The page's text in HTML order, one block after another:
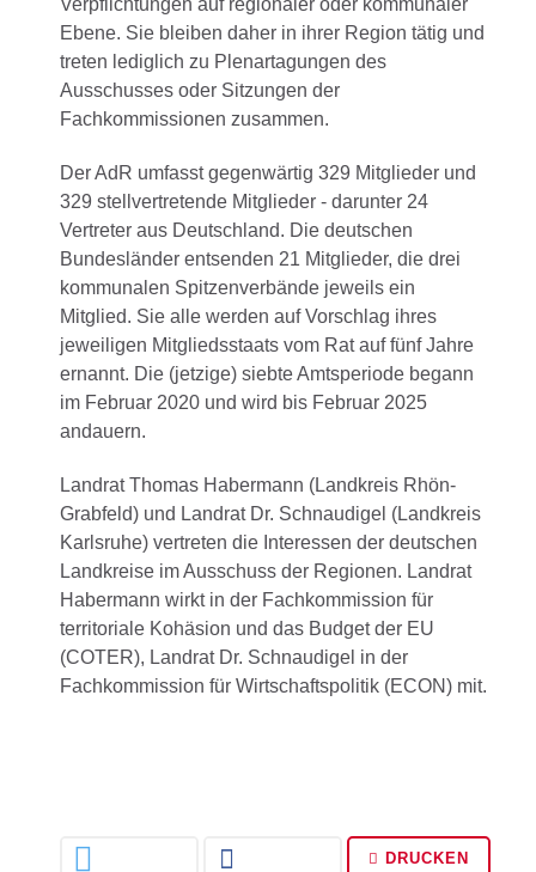
Verpflichtungen auf regionaler oder kommunaler
Ebene. Sie bleiben daher in ihrer Region tätig und
treten lediglich zu Plenartagungen des
Ausschusses oder Sitzungen der
Fachkommissionen zusammen.
Der AdR umfasst gegenwärtig 329 Mitglieder und
329 stellvertretende Mitglieder - darunter 24
Vertreter aus Deutschland. Die deutschen
Bundesländer entsenden 21 Mitglieder, die drei
kommunalen Spitzenverbände jeweils ein
Mitglied. Sie alle werden auf Vorschlag ihres
jeweiligen Mitgliedsstaats vom Rat auf fünf Jahre
ernannt. Die (jetzige) siebte Amtsperiode begann
im Februar 2020 und wird bis Februar 2025
andauern.
Landrat Thomas Habermann (Landkreis Rhön-
Grabfeld) und Landrat Dr. Schnaudigel (Landkreis
Karlsruhe) vertreten die Interessen der deutschen
Landkreise im Ausschuss der Regionen. Landrat
Habermann wirkt in der Fachkommission für
territoriale Kohäsion und das Budget der EU
(COTER), Landrat Dr. Schnaudigel in der
Fachkommission für Wirtschaftspolitik (ECON) mit.
DRUCKEN